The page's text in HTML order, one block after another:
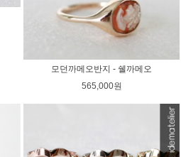
모던까메오반지 - 쉘까메오
565,000원